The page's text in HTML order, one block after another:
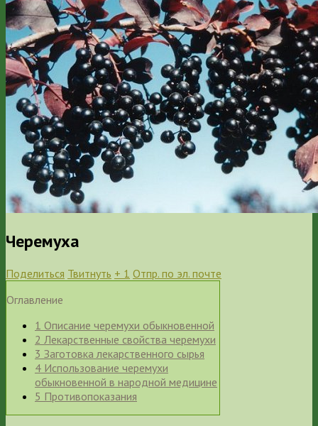
Черемуха
Поделиться Твитнуть + 1 Отпр. по эл. почте
Оглавление
1 Описание черемухи обыкновенной
2 Лекарственные свойства черемухи
3 Заготовка лекарственного сырья
4 Использование черемухи
обыкновенной в народной медицине
5 Противопоказания